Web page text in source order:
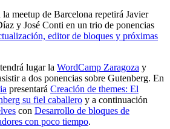
meetup de Barcelona repetirá Javier
y José Conti en un trio de ponencias
editor de bloques y próximas
lugar la WordCamp Zaragoza y
a dos ponencias sobre Gutenberg. En
presentará Creación de themes: El
su fiel caballero y a continuación
con Desarrollo de bloques de
con poco tiempo.